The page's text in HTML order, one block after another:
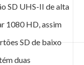
SD UHS-II de alta
1080 HD, assim
SD de baixo
duas